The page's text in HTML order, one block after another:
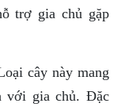
trợ gia chủ gặp
cây này mang
với gia chủ. Đặc